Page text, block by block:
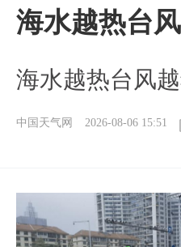
海水越热台
海水越热台风
中国天气网 2026-08-06 15:51